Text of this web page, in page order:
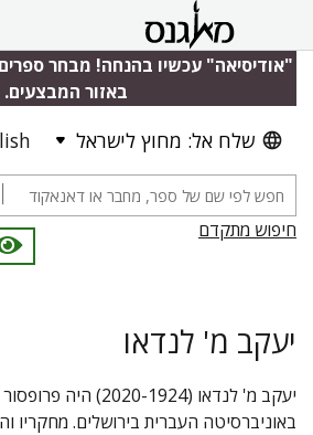
"אודיסיאה" עכשיו בהנחה! מבחר
באזור המבצעים.
שלח אל: מחוץ לישראל
חיפוש מתקדם
יעקב מ' לנדאו
יעקב מ' לנדאו (2020-
באוניברסיטה העברית בירושלים. מחקריו